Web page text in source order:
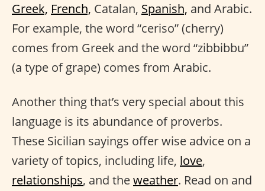
Greek, French, Catalan, Spanish, and Arabic.
For example, the word “ceriso” (cherry)
comes from Greek and the word “zibbibbu”
(a type of grape) comes from Arabic.
Another thing that’s very special about this
language is its abundance of proverbs.
These Sicilian sayings offer wise advice on a
variety of topics, including life, love,
relationships, and theweather. Read on and